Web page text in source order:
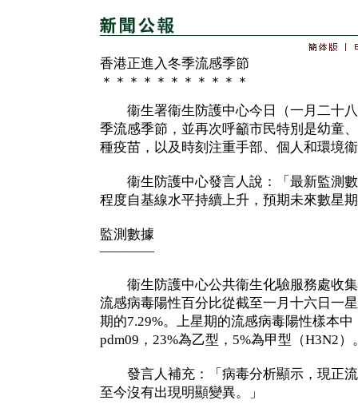
香港正進入冬季流感季節
＊＊＊＊＊＊＊＊＊＊＊
衞生署衞生防護中心今日（一月二十八
季流感季節，並再次呼籲市民特別是幼童
種疫苗，以及時刻注重手部、個人和環境
衞生防護中心發言人說：「最新監測數
程度自基線水平持續上升，預期未來數星
監測數據
————
衞生防護中心公共衞生化驗服務處收集
流感病毒陽性百分比從截至一月十六日一
期的7.29%。上星期的流感病毒陽性樣本
pdm09，23%為乙型，5%為甲型（H3N2）
發言人補充：「病毒分析顯示，現正流
至今沒有出現明顯變異。」